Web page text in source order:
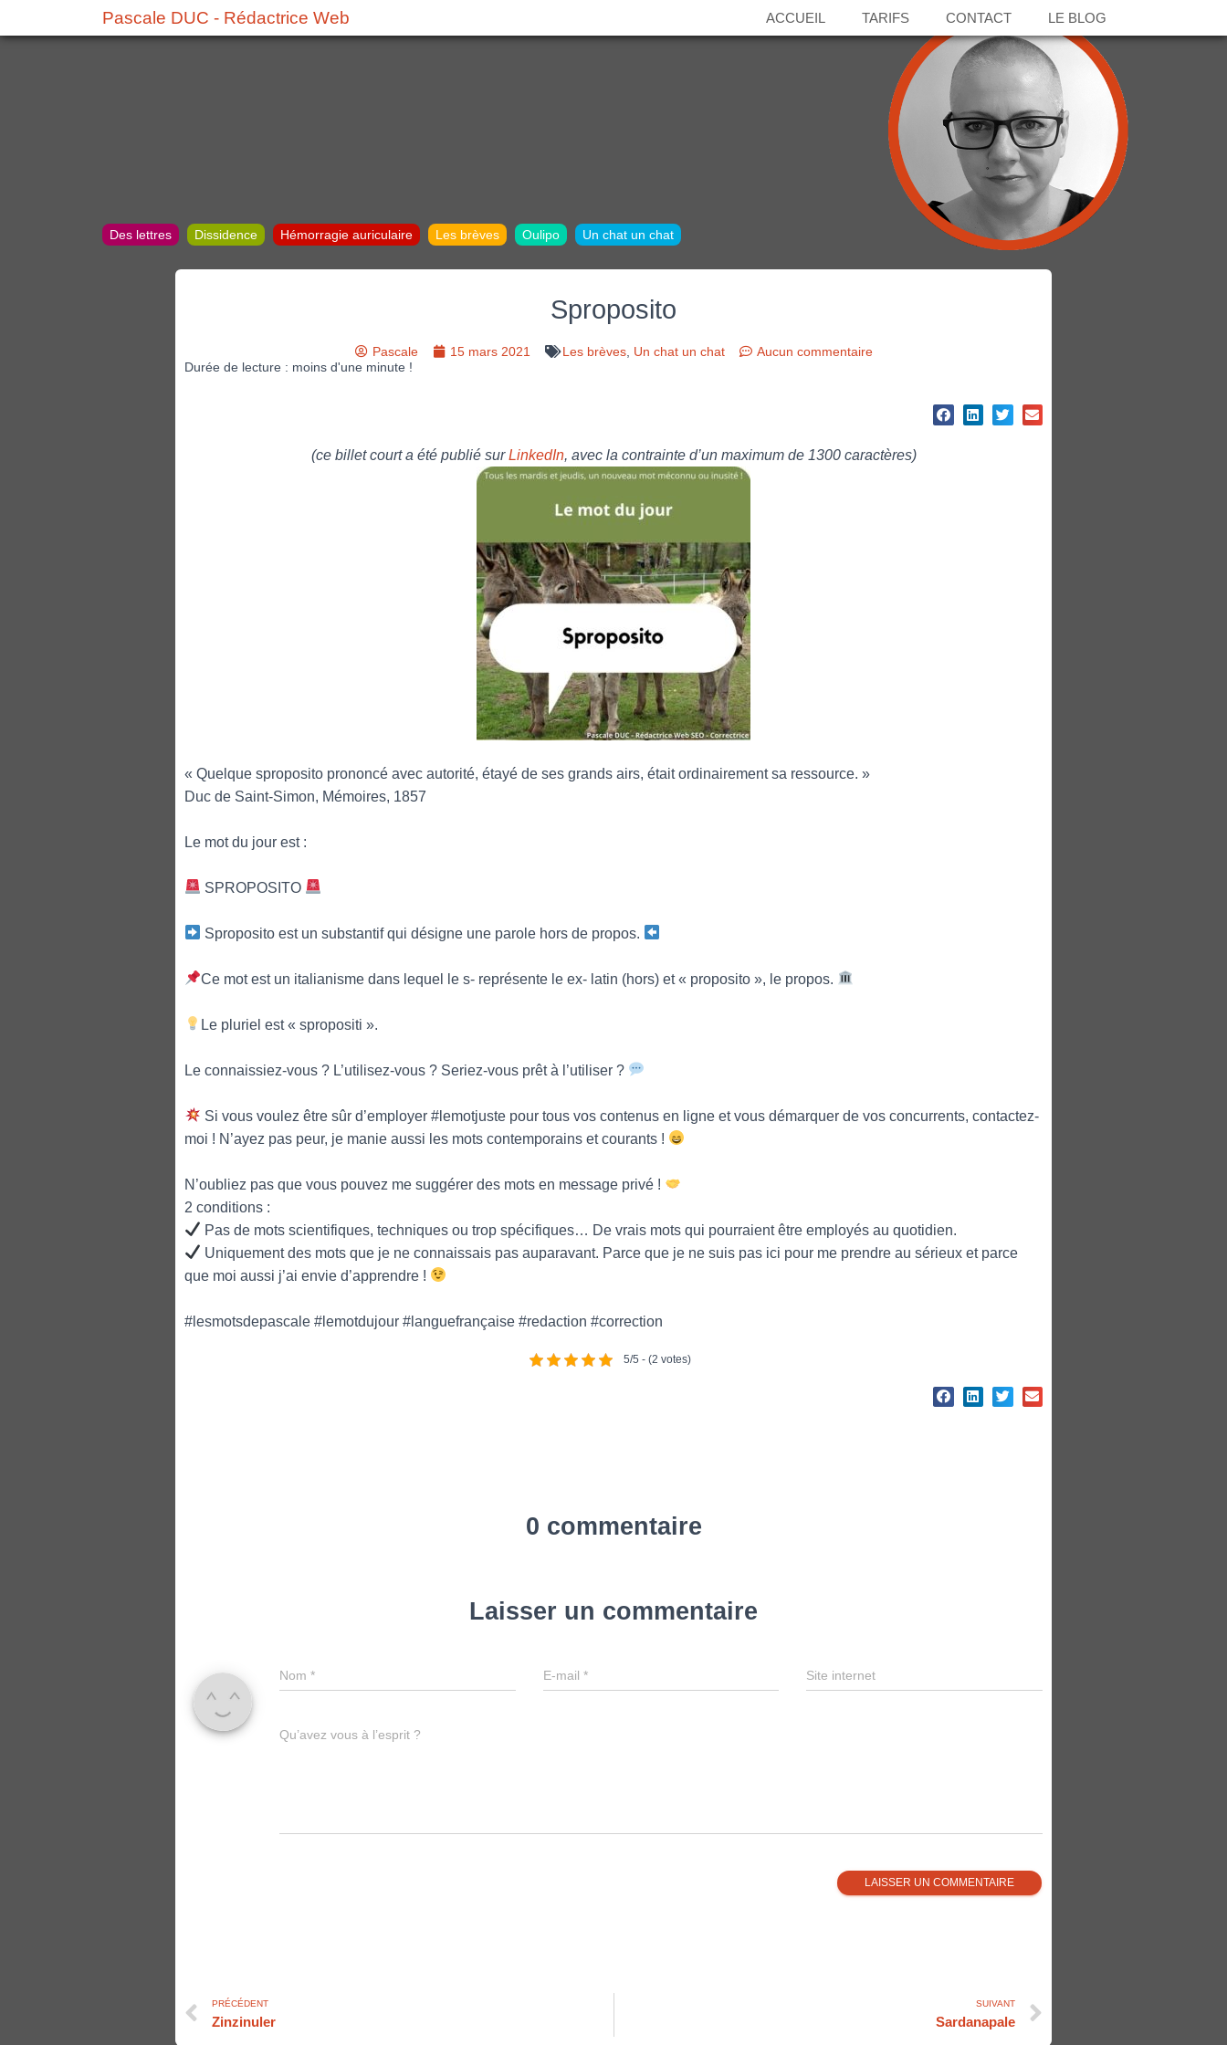
Pascale DUC - Rédactrice Web ACCUEIL TARIFS CONTACT LE BLOG
Des lettres Dissidence Hémorragie auriculaire Les brèves Oulipo Un chat un chat
Sproposito
Pascale 15 mars 2021 Les brèves, Un chat un chat
Aucun commentaire
Durée de lecture : moins d'une minute !
(ce billet court a été publié surLinkedIn, avec la contrainte d’un maximum de 1300 caractères)
« Quelque sproposito prononcé avec autorité, étayé de ses grands airs, était ordinairement sa ressource. »
Duc de Saint-Simon, Mémoires, 1857
Le mot du jour est :
SPROPOSITO
Sproposito est un substantif qui désigne une parole hors de propos.
Ce mot est un italianisme dans lequel le s- représente le ex- latin (hors) et « proposito », le propos.
Le pluriel est « spropositi ».
Le connaissiez-vous ? L’utilisez-vous ? Seriez-vous prêt à l’utiliser ?
Si vous voulez être sûr d’employer #lemotjuste pour tous vos contenus en ligne et vous démarquer de vos concurrents, contactez-
moi ! N’ayez pas peur, je manie aussi les mots contemporains et courants !
N’oubliez pas que vous pouvez me suggérer des mots en message privé !
2 conditions :
Pas de mots scientifiques, techniques ou trop spécifiques… De vrais mots qui pourraient être employés au quotidien.
Uniquement des mots que je ne connaissais pas auparavant. Parce que je ne suis pas ici pour me prendre au sérieux et parce
que moi aussi j’ai envie d’apprendre !
#lesmotsdepascale #lemotdujour #languefrançaise #redaction #correction
5/5 - (2 votes)
0 commentaire
Laisser un commentaire
Nom * E-mail * Site internet
Qu’avez vous à l’esprit ?
PRÉCÉDENT
Zinzinuler
SUIVANT
Sardanapale